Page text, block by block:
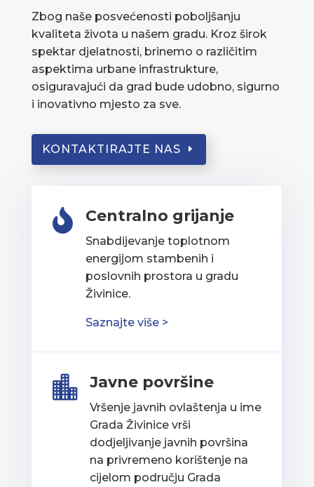
Zbog naše posvećenosti poboljšanju
kvaliteta života u našem gradu. Kroz širok
spektar djelatnosti, brinemo o različitim
aspektima urbane infrastrukture,
osiguravajući da grad bude udobno, sigurno
i inovativno mjesto za sve.
KONTAKTIRAJTE NAS
 Centralno grijanje
Snabdijevanje toplotnom
energijom stambenih i
poslovnih prostora u gradu
Živinice.
Saznajte više >
 Javne površine
Vršenje javnih ovlaštenja u ime
Grada Živinice vrši
dodjeljivanje javnih površina
na privremeno korištenje na
cijelom području Grada